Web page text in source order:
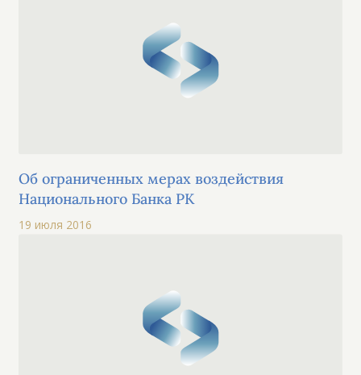
Об ограниченных мерах воздействия
Национального Банка РК
19 июля 2016